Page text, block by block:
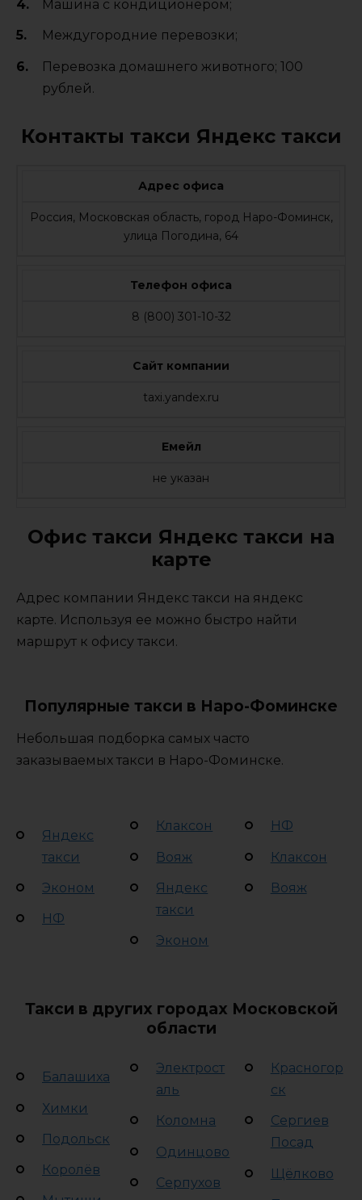
Машина с кондиционером;
Междугородние перевозки;
Перевозка домашнего животного; 100
рублей.
Контакты такси Яндекс такси
Адрес офиса
Россия, Московская область, город Наро-Фоминск,
улица Погодина, 64
Телефон офиса
8 (800) 301-10-32
Сайт компании
taxi.yandex.ru
Емейл
не указан
Офис такси Яндекс такси на
карте
Адрес компании Яндекс такси на яндекс
карте. Используя ее можно быстро найти
маршрут к офису такси.
Популярные такси в Наро-Фоминске
Небольшая подборка самых часто
заказываемых такси в Наро-Фоминске.
Яндекс
такси
Эконом
НФ
Клаксон
Вояж
Яндекс
такси
Эконом
НФ
Клаксон
Вояж
Такси в других городах Московской
области
Балашиха
Химки
Подольск
Королёв
Электрост
аль
Коломна
Одинцово
Серпухов
Красногор
ск
Сергиев
Посад
Щёлково